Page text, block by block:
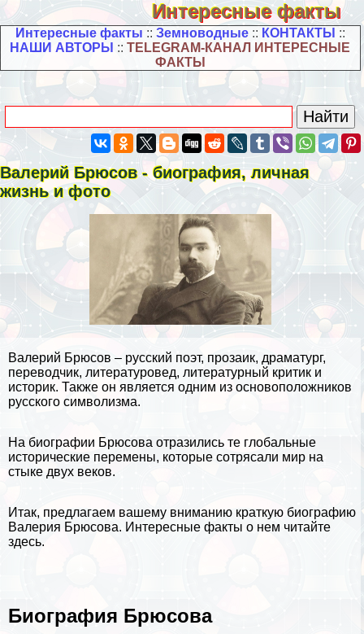
Интересные факты
Интересные факты :: Земноводные:: КОНТАКТЫ ::
НАШИ АВТОРЫ ::TELEGRAM-КАНАЛ ИНТЕРЕСНЫЕ
ФАКТЫ
Валерий Брюсов - биография, личная
жизнь и фото
Валерий Брюсов – русский поэт, прозаик, драматург,
переводчик, литературовед, литературный критик и
историк. Также он является одним из основоположников
русского символизма.
На биографии Брюсова отразились те глобальные
исторические перемены, которые сотрясали мир на
стыке двух веков.
Итак, предлагаем вашему вниманию краткую биографию
Валерия Брюсова. Интересные факты о нем читайте
здесь.
Биография Брюсова